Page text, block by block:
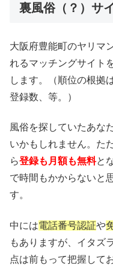
裏風俗（？）サ
大阪府豊能町のヤリマ
れるマッチングサイト
します。（順位の根拠
登録数、等。）
風俗を探していたあな
いかもしれません。た
ら登録も月額も無料と
で時間もかからないと
す。
中には電話番号認証や
もありますが、イタズ
点は前もって把握して